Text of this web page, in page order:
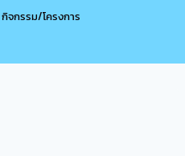
กิจกรรม/โครงการ